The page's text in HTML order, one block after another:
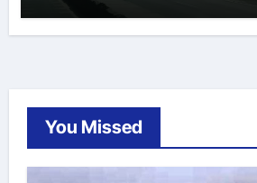
You Missed